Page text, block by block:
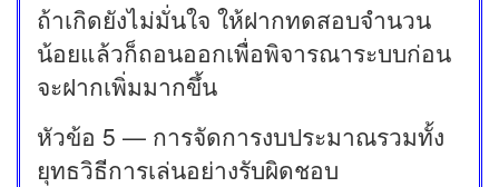
ถ้าเกิดยังไม่มั่นใจ ให้ฝากทดสอบจำนวน
น้อยแล้วก็ถอนออกเพื่อพิจารณาระบบก่อน
จะฝากเพิ่มมากขึ้น
หัวข้อ 5 — การจัดการงบประมาณรวมทั้ง
ยุทธวิธีการเล่นอย่างรับผิดชอบ